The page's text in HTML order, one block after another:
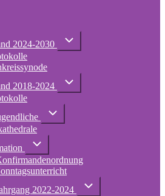
2024-2030
Unternavigation
2018-2024
Unternavigation
2018-
Unternavigation
und
Unternavigation
Konfirmation
2022-2024
Unternavigation